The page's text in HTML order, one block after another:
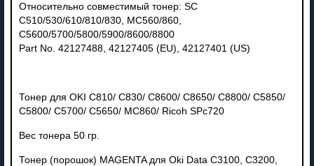
Относительно совместимый тонер: SC
C510/530/610/810/830, MC560/860,
C5600/5700/5800/5900/8600/8800
Part No. 42127488, 42127405 (EU), 42127401 (US)
Тонер для OKI C810/ C830/ C8600/ C8650/ C8800/ C5850/
C5800/ C5700/ C5650/ MC860/ Ricoh SPc720
Вес тонера 50 гр.
Тонер (порошок) MAGENTA для Oki Data C3100, C3200,